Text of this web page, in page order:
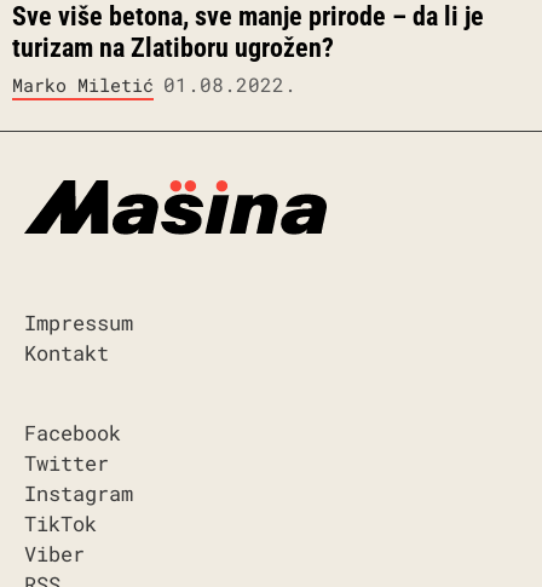
Sve više betona, sve manje prirode – da li je
turizam na Zlatiboru ugrožen?
Marko Miletić 01.08.2022.
Impressum
Kontakt
Facebook
Twitter
Instagram
TikTok
Viber